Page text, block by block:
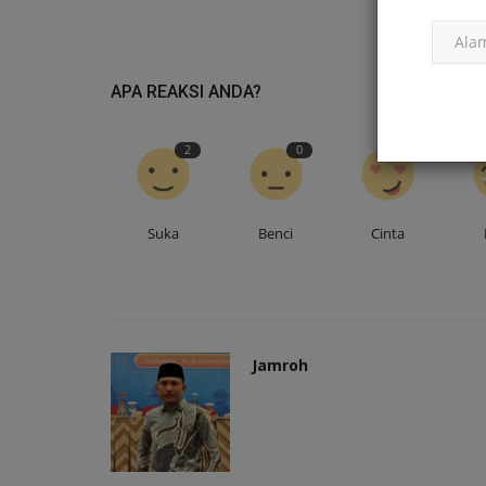
APA REAKSI ANDA?
2
Suka
0
Benci Cinta
Jamroh